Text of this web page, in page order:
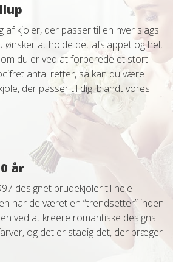
af kjoler, der passer til en hver slags
ønsker at holde det afslappet og helt
du er ved at forberede et stort
antal retter, så kan du være
der passer til dig, blandt vores
år
designet brudekjoler til hele
har de været en ”trendsetter” inden
ved at kreere romantiske designs
og det er stadig det, der præger